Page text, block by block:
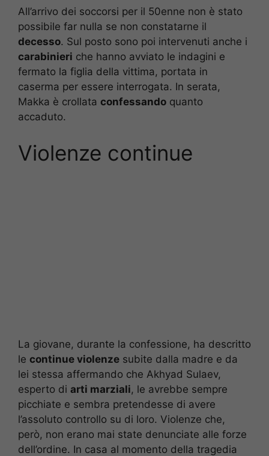
All’arrivo dei soccorsi per il 50enne non è stato
possibile far nulla se non constatarne il
decesso. Sul posto sono poi intervenuti anche i
carabinieri che hanno avviato le indagini e
fermato la figlia della vittima, portata in
caserma per essere interrogata. In serata,
Makka è crollata confessando quanto
accaduto.
Violenze continue
La giovane, durante la confessione, ha descritto
le continue violenze subite dalla madre e da
lei stessa affermando che Akhyad Sulaev,
esperto di arti marziali, le avrebbe sempre
picchiate e sembra pretendesse di avere
l’assoluto controllo su di loro. Violenze che,
però, non erano mai state denunciate alle forze
dell’ordine. In casa al momento della tragedia